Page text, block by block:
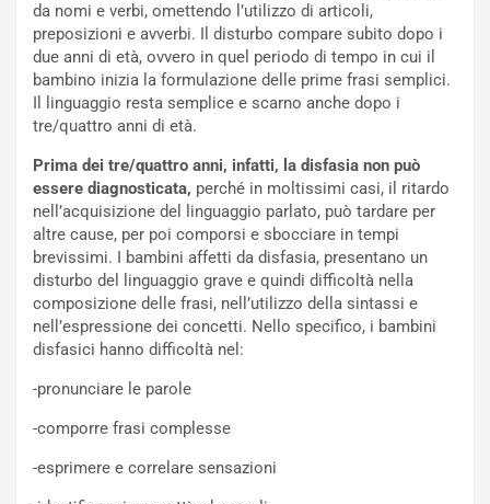
da nomi e verbi, omettendo l’utilizzo di articoli,
preposizioni e avverbi. Il disturbo compare subito dopo i
due anni di età, ovvero in quel periodo di tempo in cui il
bambino inizia la formulazione delle prime frasi semplici.
Il linguaggio resta semplice e scarno anche dopo i
tre/quattro anni di età.
Prima dei tre/quattro anni, infatti, la disfasia non può
essere diagnosticata, perché in moltissimi casi, il ritardo
nell’acquisizione del linguaggio parlato, può tardare per
altre cause, per poi comporsi e sbocciare in tempi
brevissimi. I bambini affetti da disfasia, presentano un
disturbo del linguaggio grave e quindi difficoltà nella
composizione delle frasi, nell’utilizzo della sintassi e
nell’espressione dei concetti. Nello specifico, i bambini
disfasici hanno difficoltà nel:
-pronunciare le parole
-comporre frasi complesse
-esprimere e correlare sensazioni